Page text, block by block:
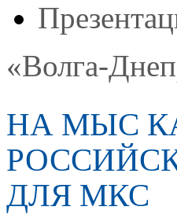
«Волга-
НА МЫС
ДЛЯ МКС